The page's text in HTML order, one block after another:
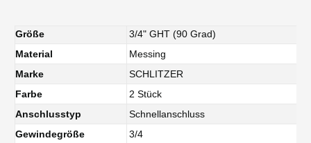
Größe
3/4" GHT (90 Grad)
Material
Messing
Marke
SCHLITZER
Farbe
2 Stück
Anschlusstyp
Schnellanschluss
Gewindegröße
3/4